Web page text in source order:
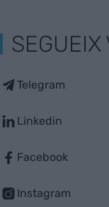
Telegram
Linkedin
Facebook
Instagram